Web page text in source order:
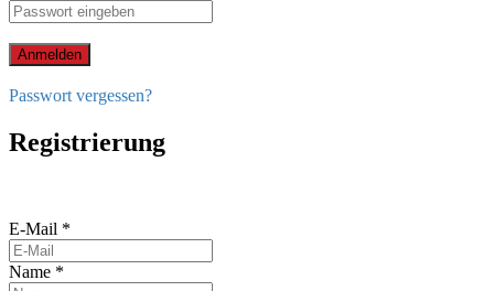
Anmelden
Passwort vergessen?
Registrierung
E-Mail *
Name *